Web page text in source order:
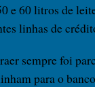
e 60 litros de
linhas de
sempre foi
para o